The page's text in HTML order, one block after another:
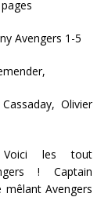
Avengers 1-5
Cassaday, Olivier
les tout
! Captain
mêlant Avengers